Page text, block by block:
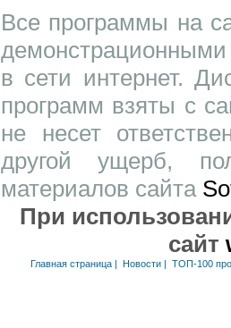
Все программы на
в сети интернет.
программ взяты с
не несет
другой ущерб,
материалов сайта
При
сайт
Главная страница| Новости| ТОП-100